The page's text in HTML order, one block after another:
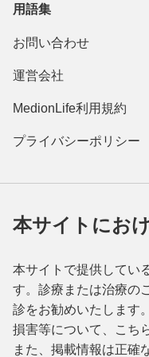
用語集
お問い合わせ
運営会社
MedionLife利用規約
プライバシーポリシー
本サイトにお
本サイトで提供してい
す。診療または治療の
診をお勧めいたします
損害等について、こち
また、掲載情報は正確